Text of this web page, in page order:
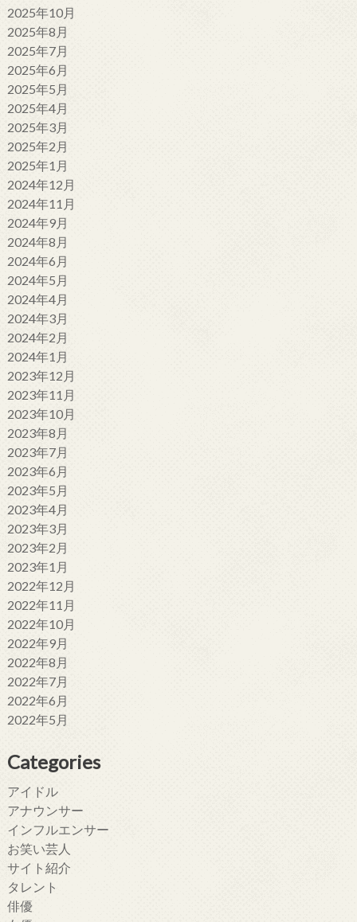
2025年10月
2025年8月
2025年7月
2025年6月
2025年5月
2025年4月
2025年3月
2025年2月
2025年1月
2024年12月
2024年11月
2024年9月
2024年8月
2024年6月
2024年5月
2024年4月
2024年3月
2024年2月
2024年1月
2023年12月
2023年11月
2023年10月
2023年8月
2023年7月
2023年6月
2023年5月
2023年4月
2023年3月
2023年2月
2023年1月
2022年12月
2022年11月
2022年10月
2022年9月
2022年8月
2022年7月
2022年6月
2022年5月
Categories
アイドル
アナウンサー
インフルエンサー
お笑い芸人
サイト紹介
タレント
俳優